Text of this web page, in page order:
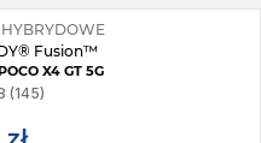
HYBRYDOWE
Fusion™
X4 GT 5G
(145)